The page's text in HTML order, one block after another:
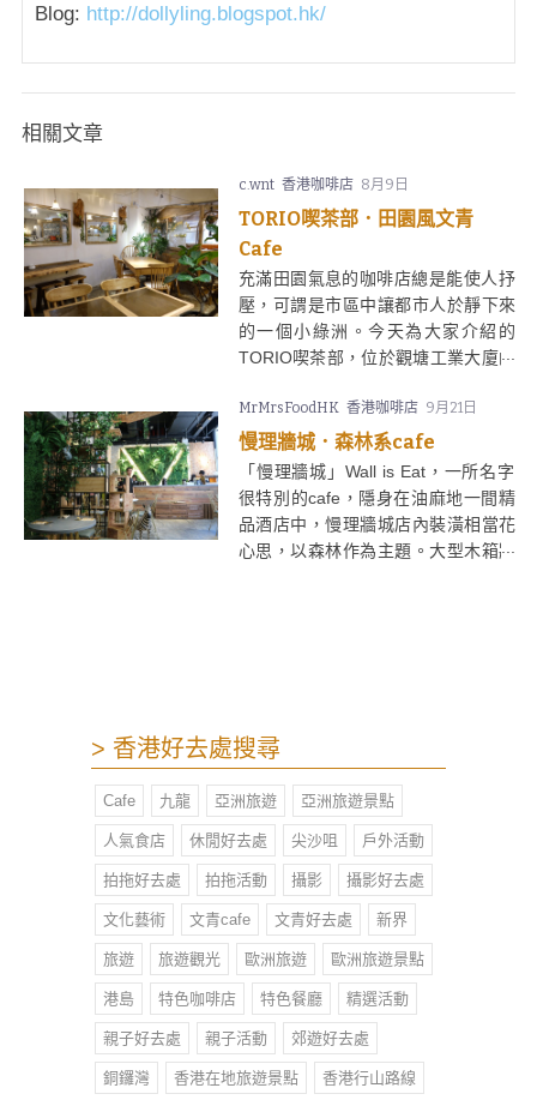
Blog: http://dollyling.blogspot.hk/
相關文章
c.wnt 香港咖啡店 8月9日
TORIO喫茶部．田園風文青
Cafe
充滿田園氣息的咖啡店總是能使人抒
壓，可謂是市區中讓都市人於靜下來
的一個小綠洲。今天為大家介紹的
TORIO喫茶部，位於觀塘工業大廈的
對是文青打卡的好地方！
MrMrsFoodHK 香港咖啡店 9月21日
慢理牆城．森林系cafe
「慢理牆城」Wall is Eat，一所名字
很特別的cafe，隱身在油麻地一間精
品酒店中，慢理牆城店內裝潢相當花
心思，以森林作為主題。大型木箱牆
> 香港好去處搜尋
Cafe 九龍 亞洲旅遊 亞洲旅遊景點
人氣食店 休閒好去處 尖沙咀 戶外活動
拍拖好去處 拍拖活動 攝影 攝影好去處
文化藝術 文青cafe 文青好去處 新界
旅遊 旅遊觀光 歐洲旅遊 歐洲旅遊景點
港島 特色咖啡店 特色餐廳 精選活動
親子好去處 親子活動 郊遊好去處
銅鑼灣 香港在地旅遊景點 香港行山路線